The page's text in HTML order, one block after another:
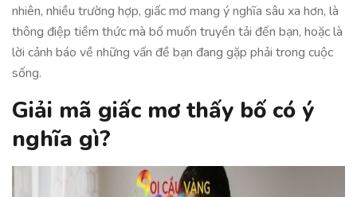
nhiên, nhiều trường hợp, giấc mơ mang ý nghĩa sâu xa hơn, là
thông điệp tiềm thức mà bố muốn truyền tải đến bạn, hoặc là
lời cảnh báo về những vấn đề bạn đang gặp phải trong cuộc
sống.
Giải mã giấc mơ thấy bố có ý
nghĩa gì?